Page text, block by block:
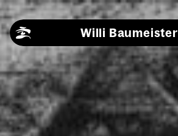
Skip to content
Willi Baumeister